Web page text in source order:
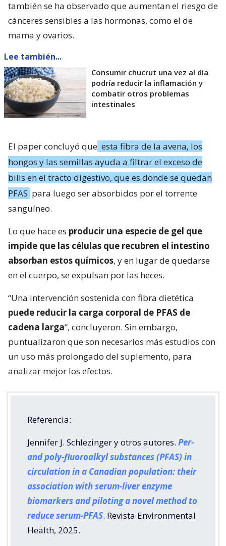
también se ha observado que aumentan el riesgo de
cánceres sensibles a las hormonas, como el de
mama y ovarios.
Lee también...
Consumir chucrut una vez al día
podría reducir la inflamación y
combatir otros problemas
intestinales
El paper concluyó que esta fibra de la avena, los
hongos y las semillas ayuda a filtrar el exceso de
bilis en el tracto digestivo, que es donde se quedan
PFAS para luego ser absorbidos por el torrente
sanguíneo.
Lo que hace es producir una especie de gel que
impide que las células que recubren el intestino
absorban estos químicos, y en lugar de quedarse
en el cuerpo, se expulsan por las heces.
“Una intervención sostenida con fibra dietética
puede reducir la carga corporal de PFAS de
cadena larga“, concluyeron. Sin embargo,
puntualizaron que son necesarios más estudios con
un uso más prolongado del suplemento, para
analizar mejor los efectos.
Referencia:
Jennifer J. Schlezinger y otros autores. Per-
and poly-fluoroalkyl substances (PFAS) in
circulation in a Canadian population: their
association with serum-liver enzyme
biomarkers and piloting a novel method to
reduce serum-PFAS. Revista Environmental
Health, 2025.